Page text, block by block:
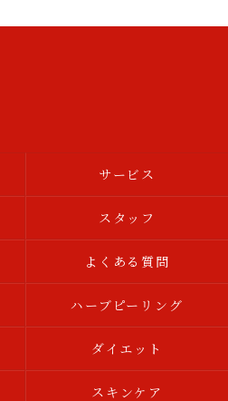
サービス
スタッフ
よくある質問
ハーブピーリング
ダイエット
スキンケア